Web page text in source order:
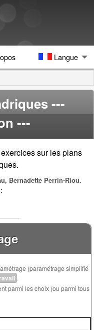
Langue
---
---
sur les plans
Bernadette Perrin-Riou.
(paramétrage simplifié
.
parmi les choix (ou parmi tous